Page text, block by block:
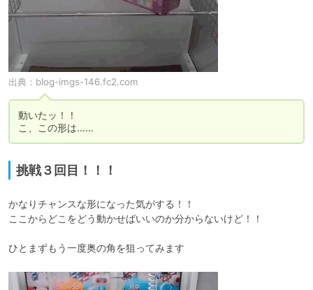
出典： blog-imgs-146.fc2.com
動いたッ！！
こ、この形は……
挑戦３回目！！！
かなりチャンスな形になった気がする！！
ここからどこをどう動かせばいいのか分からないけど！！
ひとまずもう一度奥の角を狙ってみます